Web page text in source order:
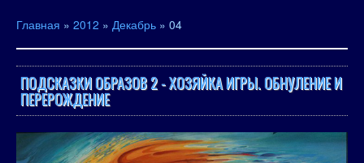
Главная » 2012 » Декабрь » 04
ПОДСКАЗКИ ОБРАЗОВ 2 - ХОЗЯЙКА ИГРЫ. ОБНУЛЕНИЕ И
ПЕРЕРОЖДЕНИЕ